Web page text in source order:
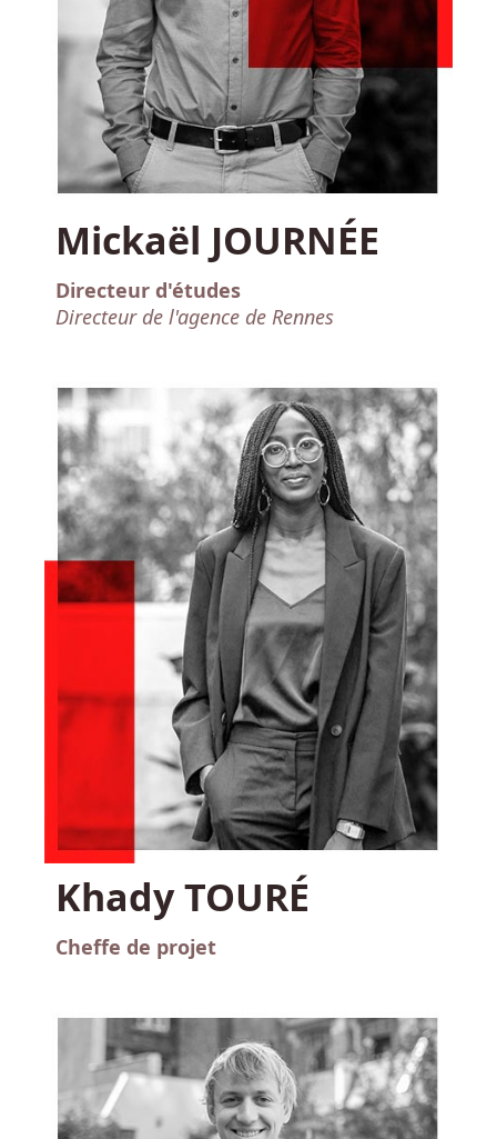
Mickaël JOURNÉE
Directeur d'études
Directeur de l'agence de Rennes
Khady TOURÉ
Cheffe de projet